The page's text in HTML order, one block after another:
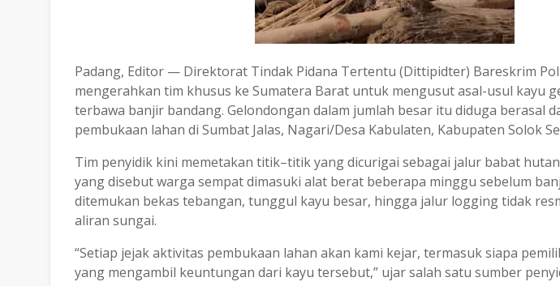
Padang, Editor — Direktorat Tindak Pidana Tertentu (Dittipidter) Bareskrim
mengerahkan tim khusus ke Sumatera Barat untuk mengusut asal-usul kayu
terbawa banjir bandang. Gelondongan dalam jumlah besar itu diduga berasal
pembukaan lahan di Sumbat Jalas, Nagari/Desa Kabulaten, Kabupaten Solok
Tim penyidik kini memetakan titik–titik yang dicurigai sebagai jalur babat
yang disebut warga sempat dimasuki alat berat beberapa minggu sebelum
ditemukan bekas tebangan, tunggul kayu besar, hingga jalur logging tidak
aliran sungai.
“Setiap jejak aktivitas pembukaan lahan akan kami kejar, termasuk siapa
yang mengambil keuntungan dari kayu tersebut,” ujar salah satu sumber